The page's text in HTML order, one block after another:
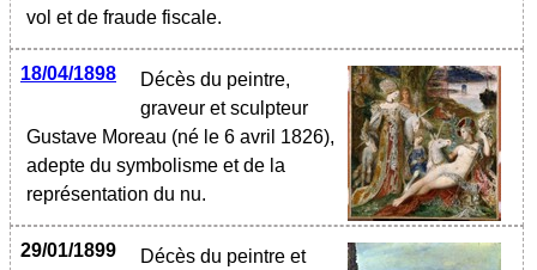
vol et de fraude fiscale.
18/04/1898
Décès du peintre,
graveur et sculpteur
Gustave Moreau (né le 6 avril 1826),
adepte du symbolisme et de la
représentation du nu.
29/01/1899
Décès du peintre et